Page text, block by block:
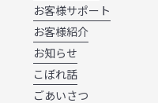
お客様サポート
お客様紹介
お知らせ
こぼれ話
ごあいさつ